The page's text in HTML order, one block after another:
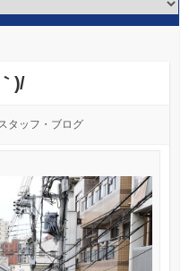
)/
タッフ・ブログ